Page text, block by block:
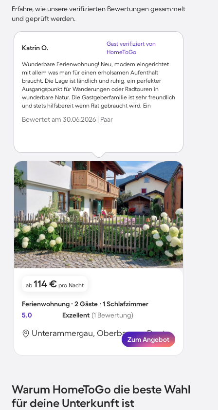
Erfahre, wie unsere verifizierten Bewertungen gesammelt
und geprüft werden.
Katrin O.
Gast verifiziert von
HomeToGo
Wunderbare Ferienwohnung! Neu, modern eingerichtet
mit allem was man für einen erholsamen Aufenthalt
braucht. Die Lage ist ländlich und ruhig, ein perfekter
Ausgangspunkt für Wanderungen oder Radtouren in
wunderbare Natur. Die Gastgeberfamilie ist sehr freundlich
und stets hilfsbereit wenn Rat gebraucht wird. Ein
guter Bäcker im Ort sorgen für das leibliche Wohl. Klare
Richtung Oberammergau oder Murnau.
Bewertet am 30.06.2026 | Paar
ab 114 € pro Nacht
Ferienwohnung ∙ 2 Gäste ∙ 1 Schlafzimmer
5.0
Exzellent (1 Bewertung)
Unterammergau, Oberbayern, Deutschland
Zum Angebot
Warum HomeToGo die beste Wahl
für deine Unterkunft ist